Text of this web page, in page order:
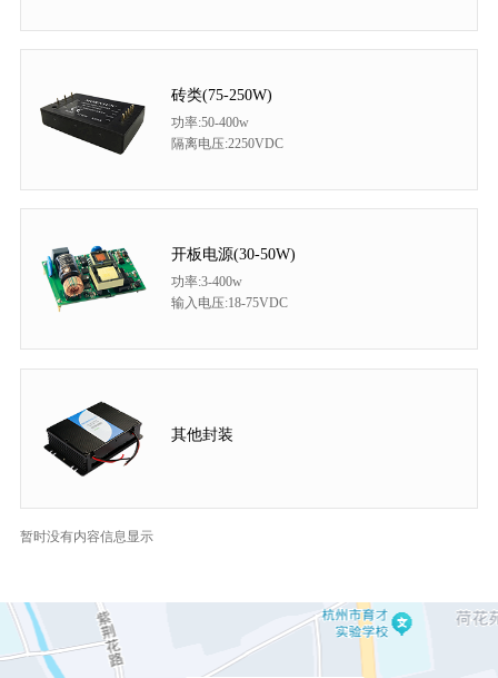
砖类(75-250W)
功率:50-400w
隔离电压:2250VDC
开板电源(30-50W)
功率:3-400w
输入电压:18-75VDC
其他封装
暂时没有内容信息显示